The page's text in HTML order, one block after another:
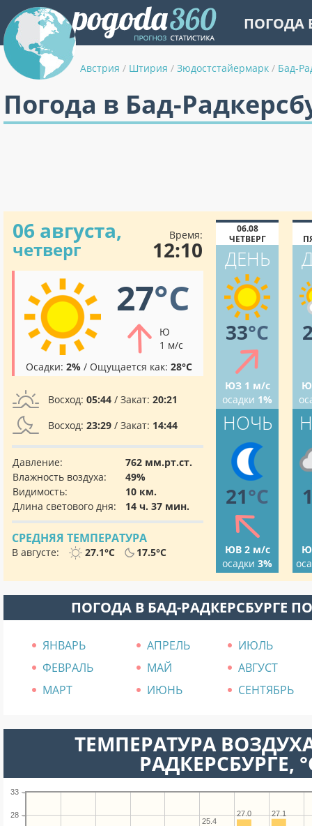
ПОГОДА
Австрия / Штирия / Зюдостстайермарк / Бад-
Погода в Бад-
06 августа,
четверг
Время:
12:10
27°C
Ю
1 м/с
Осадки: 2% / Ощущается как: 28°C
Восход: 05:44 / Закат: 20:21
Восход: 23:29 / Закат: 14:44
Давление:
762 мм.рт.ст.
Влажность воздуха:
49%
Видимость:
10 км.
Длина светового дня:
14 ч. 37 мин.
СРЕДНЯЯ ТЕМПЕРАТУРА
В августе: 27.1°C 17.5°C
06.08
ЧЕТВЕРГ
ДЕНЬ
33°C
ЮЗ 1 м/с
осадки 1%
НОЧЬ
21°C
ЮВ 2 м/с
осадки 3%
ПОГОДА В БАД-РАДКЕРСБУРГЕ
ЯНВАРЬ АПРЕЛЬ
ИЮЛЬ
ФЕВРАЛЬ
МАЙ
АВГУСТ
МАРТ
ИЮНЬ СЕНТЯБРЬ
ТЕМПЕРАТУРА
РАДКЕРСБУРГЕ,
28
33
27.1
27.0
25.4